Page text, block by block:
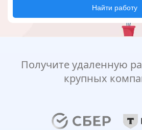
Найти работу
Получите удаленную
крупных